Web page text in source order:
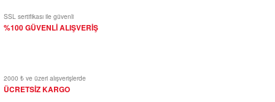
SSL sertifikası ile güvenli
%100 GÜVENLİ ALIŞVERİŞ
2000 ₺ ve üzeri alışverişlerde
ÜCRETSİZ KARGO